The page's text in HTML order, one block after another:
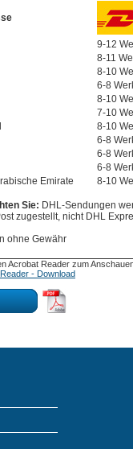
9-12
8-11
8-10
6-8
8-10
7-10
8-10
6-8
6-8
6-8
Emirate
8-10
Sie: DHL-Sendungen
zugestellt, nicht DHL
ohne Gewähr
Acrobat Reader zum
- Download